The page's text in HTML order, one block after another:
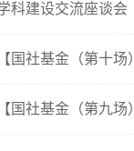
科建设交流座谈会
【国社基金（第十
【国社基金（第九